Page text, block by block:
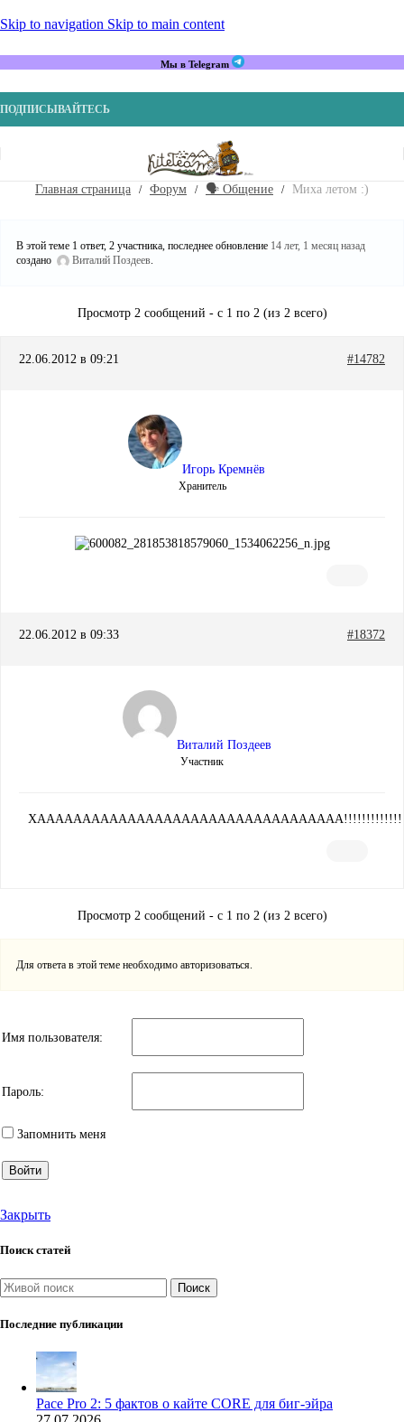
Skip to navigation Skip to main content
Мы в Telegram
ПОДПИСЫВАЙТЕСЬ
Главная страница Форум 🗣️ Общение Миха летом :)
В этой теме 1 ответ, 2 участника, последнее обновление 14 лет, 1 месяц назад
создано
Виталий Поздеев.
Просмотр 2 сообщений - с 1 по 2 (из 2 всего)
22.06.2012 в 09:21 #14782
Игорь Кремнёв
Хранитель
22.06.2012 в 09:33 #18372
Виталий Поздеев
Участник
Просмотр 2 сообщений - с 1 по 2 (из 2 всего)
Для ответа в этой теме необходимо авторизоваться.
Имя пользователя:
Пароль:
Запомнить меня
Войти
Закрыть
Поиск статей
Поиск
Последние публикации
Pace Pro 2: 5 фактов о кайте CORE для биг-эйра